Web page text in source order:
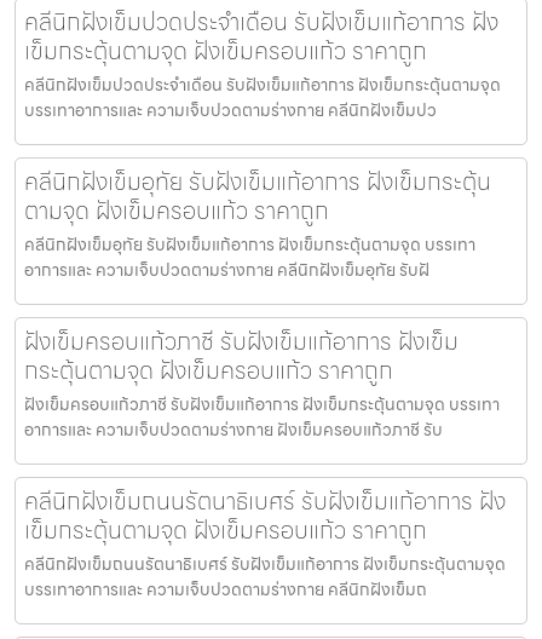
คลีนิกฝังเข็มปวดประจําเดือน รับฝังเข็มแก้อาการ ฝัง
เข็มกระตุ้นตามจุด ฝังเข็มครอบแก้ว ราคาถูก
คลีนิกฝังเข็มปวดประจําเดือน รับฝังเข็มแก้อาการ ฝังเข็มกระตุ้นตามจุด
บรรเทาอาการและ ความเจ็บปวดตามร่างกาย คลีนิกฝังเข็มปว
คลีนิกฝังเข็มอุทัย รับฝังเข็มแก้อาการ ฝังเข็มกระตุ้น
ตามจุด ฝังเข็มครอบแก้ว ราคาถูก
คลีนิกฝังเข็มอุทัย รับฝังเข็มแก้อาการ ฝังเข็มกระตุ้นตามจุด บรรเทา
อาการและ ความเจ็บปวดตามร่างกาย คลีนิกฝังเข็มอุทัย รับฝั
ฝังเข็มครอบแก้วภาชี รับฝังเข็มแก้อาการ ฝังเข็ม
กระตุ้นตามจุด ฝังเข็มครอบแก้ว ราคาถูก
ฝังเข็มครอบแก้วภาชี รับฝังเข็มแก้อาการ ฝังเข็มกระตุ้นตามจุด บรรเทา
อาการและ ความเจ็บปวดตามร่างกาย ฝังเข็มครอบแก้วภาชี รับ
คลีนิกฝังเข็มถนนรัตนาธิเบศร์ รับฝังเข็มแก้อาการ ฝัง
เข็มกระตุ้นตามจุด ฝังเข็มครอบแก้ว ราคาถูก
คลีนิกฝังเข็มถนนรัตนาธิเบศร์ รับฝังเข็มแก้อาการ ฝังเข็มกระตุ้นตามจุด
บรรเทาอาการและ ความเจ็บปวดตามร่างกาย คลีนิกฝังเข็มถ